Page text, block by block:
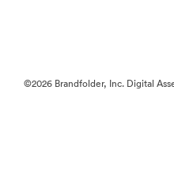
©2026 Brandfolder, Inc. Digital